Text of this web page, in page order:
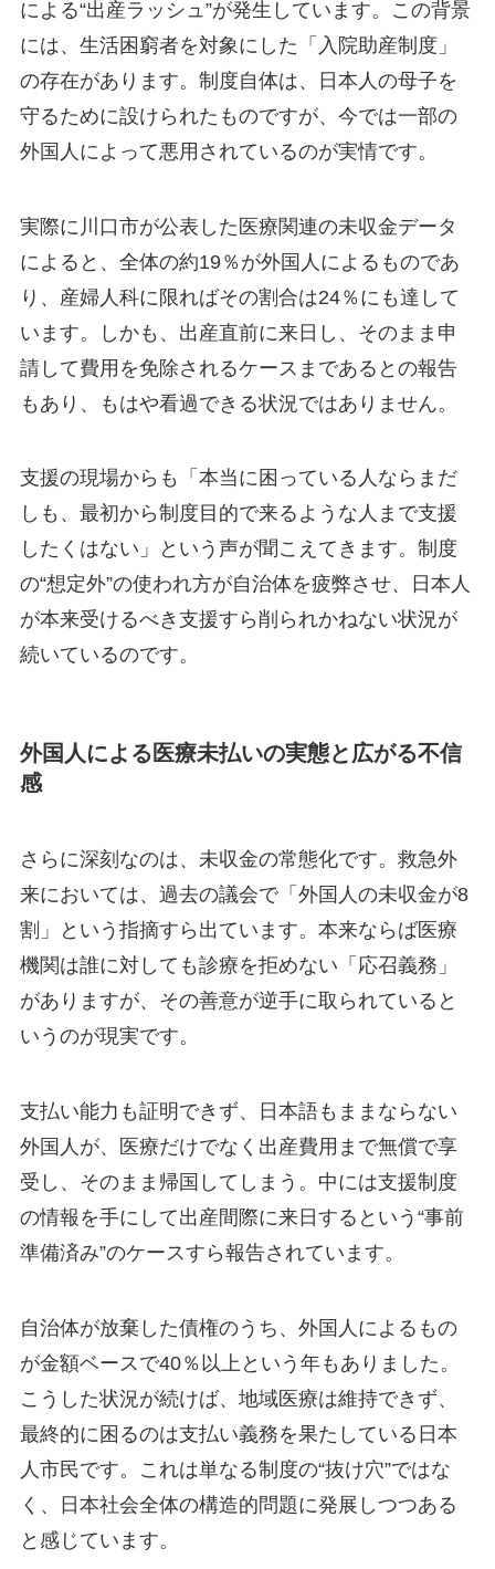
による“出産ラッシュ”が発生しています。この背景
には、生活困窮者を対象にした「入院助産制度」
の存在があります。制度自体は、日本人の母子を
守るために設けられたものですが、今では一部の
外国人によって悪用されているのが実情です。
実際に川口市が公表した医療関連の未収金データ
によると、全体の約19％が外国人によるものであ
り、産婦人科に限ればその割合は24％にも達して
います。しかも、出産直前に来日し、そのまま申
請して費用を免除されるケースまであるとの報告
もあり、もはや看過できる状況ではありません。
支援の現場からも「本当に困っている人ならまだ
しも、最初から制度目的で来るような人まで支援
したくはない」という声が聞こえてきます。制度
の“想定外”の使われ方が自治体を疲弊させ、日本人
が本来受けるべき支援すら削られかねない状況が
続いているのです。
外国人による医療未払いの実態と広がる不信
感
さらに深刻なのは、未収金の常態化です。救急外
来においては、過去の議会で「外国人の未収金が8
割」という指摘すら出ています。本来ならば医療
機関は誰に対しても診療を拒めない「応召義務」
がありますが、その善意が逆手に取られていると
いうのが現実です。
支払い能力も証明できず、日本語もままならない
外国人が、医療だけでなく出産費用まで無償で享
受し、そのまま帰国してしまう。中には支援制度
の情報を手にして出産間際に来日するという“事前
準備済み”のケースすら報告されています。
自治体が放棄した債権のうち、外国人によるもの
が金額ベースで40％以上という年もありました。
こうした状況が続けば、地域医療は維持できず、
最終的に困るのは支払い義務を果たしている日本
人市民です。これは単なる制度の“抜け穴”ではな
く、日本社会全体の構造的問題に発展しつつある
と感じています。